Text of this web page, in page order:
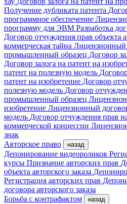
Получение дубликата патента
программное обеспечение
программу для ЭВМ Разработка
Договор отчуждения прав объекта
коммерческая тайна Лицензионный
промышленный образец Договор
Договор залога на патент на
патент на полезную модель
патент на изобретение Договор
полезную модель Договор
промышленный образец
изобретение Лицензионный
модель Договор отчуждения прав
коммерческой концессии
знак
Авторское право
назад
Депонирование видеороликов
курсы Признание авторских прав
объекта авторского заказа
Регистрация авторских прав
договора авторского заказа
Борьба с контрафактом
назад